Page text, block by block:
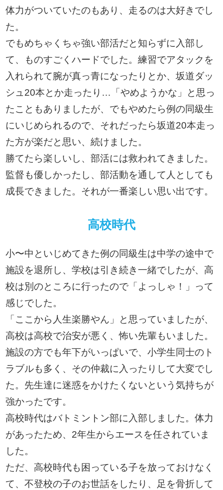
体力がついていたのもあり、走るのは大好きでし
た。
でもめちゃくちゃ強い部活だと知らずに入部し
て、ものすごくハードでした。練習でアタックを
入れられて腕が真っ青になったりとか、坂道ダッ
シュ20本とか走ったり…「やめようかな」と思っ
たこともありましたが、でもやめたら例の同級生
にいじめられるので、それだったら坂道20本走っ
た方が楽だと思い、続けました。
勝てたら楽しいし、部活には救われてきました。
監督も優しかったし、部活動を通して人としても
成長できました。それが一番楽しい思い出です。
高校時代
小〜中といじめてきた例の同級生は中学の途中で
施設を退所し、学校は引き続き一緒でしたが、高
校は別のところに行ったので「よっしゃ！」って
感じでした。
「ここから人生楽勝やん」と思っていましたが、
高校は高校で治安が悪く、怖い先輩もいました。
施設の方でも年下がいっぱいで、小学生同士のト
ラブルも多く、その仲裁に入ったりして大変でし
た。先生達に迷惑をかけたくないという気持ちが
強かったです。
高校時代はバトミントン部に入部しました。体力
があったため、2年生からエースを任されていま
した。
ただ、高校時代も困っている子を放っておけなく
て、不登校の子のお世話をしたり、足を骨折して